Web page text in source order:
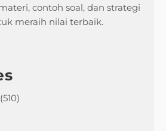
contoh soal, dan strategi
meraih nilai terbaik.
(510)